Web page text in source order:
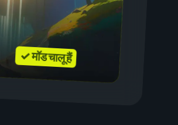
✓ मॉड चालू हैं